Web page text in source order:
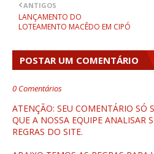
ANTIGOS
LANÇAMENTO DO
LOTEAMENTO MACÊDO EM CIPÓ
POSTAR UM COMENTÁRIO
0 Comentários
ATENÇÃO: SEU COMENTÁRIO SÓ
QUE A NOSSA EQUIPE ANALISAR
REGRAS DO SITE.